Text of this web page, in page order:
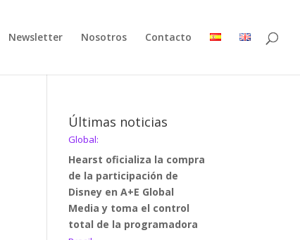
Newsletter Nosotros Contacto
Últimas noticias
Global:
Hearst oficializa la compra
de la participación de
Disney en A+E Global
Media y toma el control
total de la programadora